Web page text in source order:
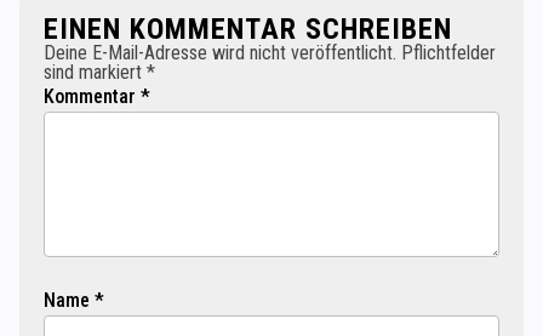
EINEN KOMMENTAR SCHREIBEN
Deine E-Mail-Adresse wird nicht veröffentlicht. Pflichtfelder
sind markiert *
Kommentar *
Name *